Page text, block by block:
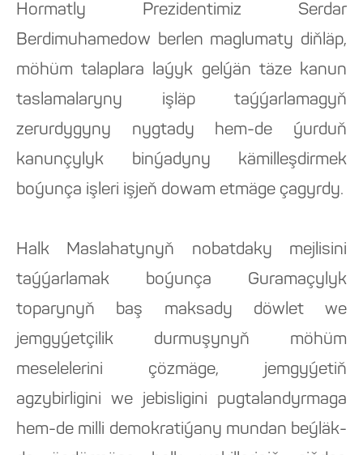
Hormatly Prezidentimiz Serdar
Berdimuhamedow berlen maglumaty diňläp,
möhüm talaplara laýyk gelýän täze kanun
taslamalaryny işläp taýýarlamagyň
zerurdygyny nygtady hem-de ýurduň
kanunçylyk binýadyny kämilleşdirmek
boýunça işleri işjeň dowam etmäge çagyrdy.
Halk Maslahatynyň nobatdaky mejlisini
taýýarlamak boýunça Guramaçylyk
toparynyň baş maksady döwlet we
jemgyýetçilik durmuşynyň möhüm
meselelerini çözmäge, jemgyýetiň
agzybirligini we jebisligini pugtalandyrmaga
hem-de milli demokratiýany mundan beýläk-